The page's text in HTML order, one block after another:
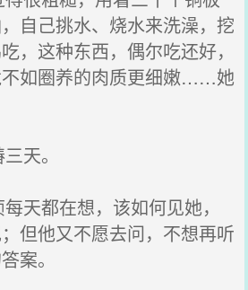
自己挑水、烧水来洗澡，挖
，这种东西，偶尔吃还好，
不如圈养的肉质更细嫩……她
天。
天都在想，该如何见她，
但他又不愿去问，不想再听
案。